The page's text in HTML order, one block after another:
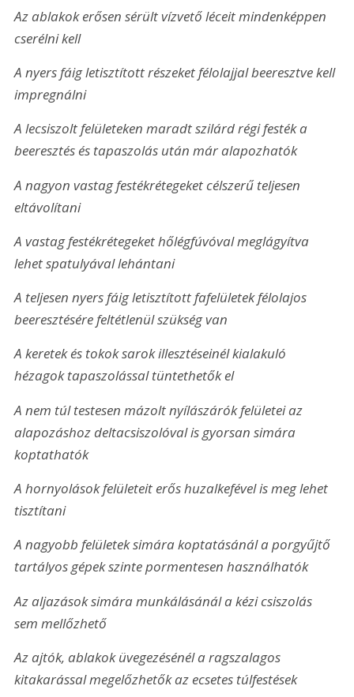
Az ablakok erősen sérült vízvető léceit mindenképpen
cserélni kell
A nyers fáig letisztított részeket félolajjal beeresztve kell
impregnálni
A lecsiszolt felületeken maradt szilárd régi festék a
beeresztés és tapaszolás után már alapozhatók
A nagyon vastag festékrétegeket célszerű teljesen
eltávolítani
A vastag festékrétegeket hőlégfúvóval meglágyítva
lehet spatulyával lehántani
A teljesen nyers fáig letisztított fafelületek félolajos
beeresztésére feltétlenül szükség van
A keretek és tokok sarok illesztéseinél kialakuló
hézagok tapaszolással tüntethetők el
A nem túl testesen mázolt nyílászárók felületei az
alapozáshoz deltacsiszolóval is gyorsan simára
koptathatók
A hornyolások felületeit erős huzalkefével is meg lehet
tisztítani
A nagyobb felületek simára koptatásánál a porgyűjtő
tartályos gépek szinte pormentesen használhatók
Az aljazások simára munkálásánál a kézi csiszolás
sem mellőzhető
Az ajtók, ablakok üvegezésénél a ragszalagos
kitakarással megelőzhetők az ecsetes túlfestések